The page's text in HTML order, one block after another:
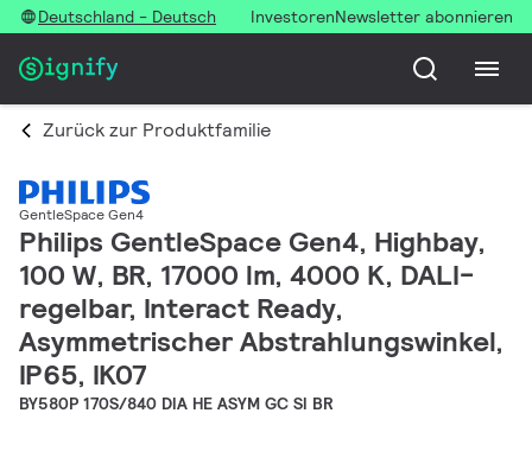
Deutschland - Deutsch InvestorenNewsletter abonnieren
Zurück zur Produktfamilie
GentleSpace Gen4
Philips GentleSpace Gen4, Highbay,
100 W, BR, 17000 lm, 4000 K, DALI-
regelbar, Interact Ready,
Asymmetrischer Abstrahlungswinkel,
IP65, IK07
BY580P 170S/840 DIA HE ASYM GC SI BR